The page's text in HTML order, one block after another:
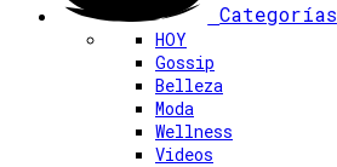
Categorías
HOY
Gossip
Belleza
Moda
Wellness
Videos